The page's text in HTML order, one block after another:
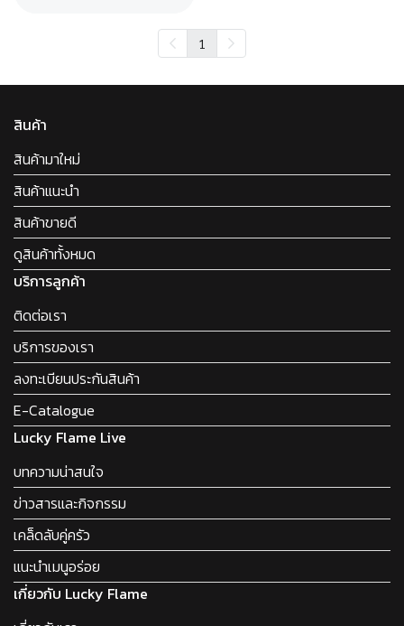
1
สินค้า
สินค้ามาใหม่
สินค้าแนะนำ
สินค้าขายดี
ดูสินค้าทั้งหมด
บริการลูกค้า
ติดต่อเรา
บริการของเรา
ลงทะเบียนประกันสินค้า
E-Catalogue
Lucky Flame Live
บทความน่าสนใจ
ข่าวสารและกิจกรรม
เคล็ดลับคู่ครัว
แนะนำเมนูอร่อย
เกี่ยวกับ Lucky Flame